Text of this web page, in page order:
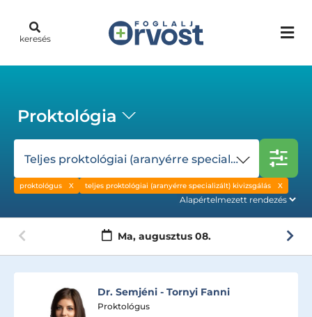
keresés
Proktológia
Teljes proktológiai (aranyérre specializált) kivizsgálás
proktológus teljes proktológiai (aranyérre specializált) kivizsgálás
Ma, augusztus 08.
Dr. Semjéni - Tornyi Fanni
Proktológus